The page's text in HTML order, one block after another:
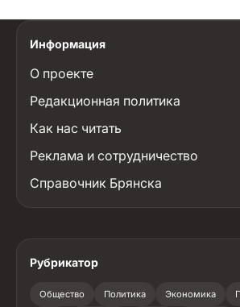
Информация
О проекте
Редакционная политика
Как нас читать
Реклама и сотрудничество
Справочник Брянска
Рубрикатор
Общество Политика Экономика